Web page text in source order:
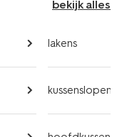
bekijk alles
lakens
kussenslopen